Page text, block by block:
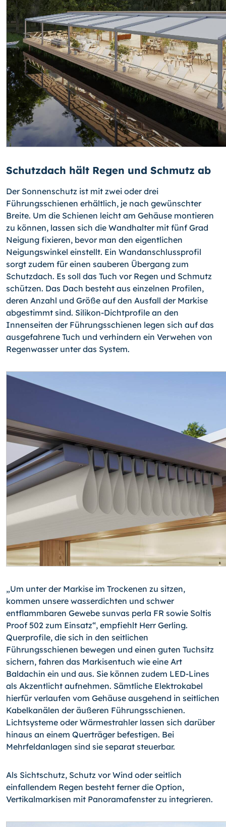
Schutzdach hält Regen und Schmutz ab
Der Sonnenschutz ist mit zwei oder drei
Führungsschienen erhältlich, je nach gewünschter
Breite. Um die Schienen leicht am Gehäuse montieren
zu können, lassen sich die Wandhalter mit fünf Grad
Neigung fixieren, bevor man den eigentlichen
Neigungswinkel einstellt. Ein Wandanschlussprofil
sorgt zudem für einen sauberen Übergang zum
Schutzdach. Es soll das Tuch vor Regen und Schmutz
schützen. Das Dach besteht aus einzelnen Profilen,
deren Anzahl und Größe auf den Ausfall der Markise
abgestimmt sind. Silikon-Dichtprofile an den
Innenseiten der Führungsschienen legen sich auf das
ausgefahrene Tuch und verhindern ein Verwehen von
Regenwasser unter das System.
„Um unter der Markise im Trockenen zu sitzen,
kommen unsere wasserdichten und schwer
entflammbaren Gewebe sunvas perla FR sowie Soltis
Proof 502 zum Einsatz“, empfiehlt Herr Gerling.
Querprofile, die sich in den seitlichen
Führungsschienen bewegen und einen guten Tuchsitz
sichern, fahren das Markisentuch wie eine Art
Baldachin ein und aus. Sie können zudem LED-Lines
als Akzentlicht aufnehmen. Sämtliche Elektrokabel
hierfür verlaufen vom Gehäuse ausgehend in seitlichen
Kabelkanälen der äußeren Führungsschienen.
Lichtsysteme oder Wärmestrahler lassen sich darüber
hinaus an einem Querträger befestigen. Bei
Mehrfeldanlagen sind sie separat steuerbar.
Als Sichtschutz, Schutz vor Wind oder seitlich
einfallendem Regen besteht ferner die Option,
Vertikalmarkisen mit Panoramafenster zu integrieren.